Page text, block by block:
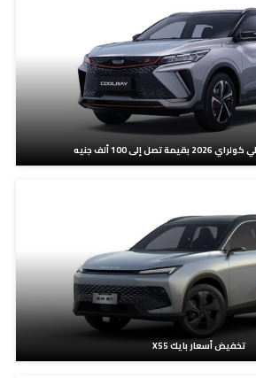
إلى 100 ألف جنيه
تخفيض أسعار بايك X55